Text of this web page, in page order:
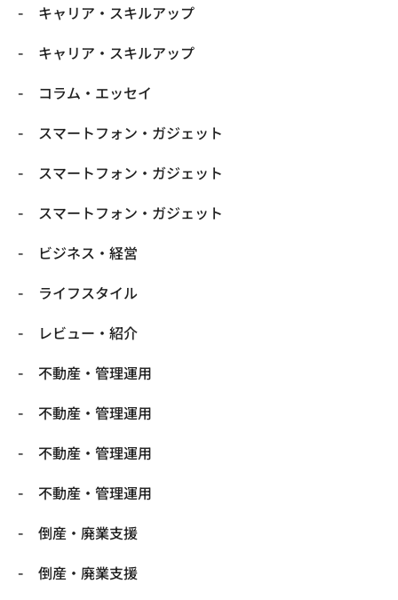
キャリア・スキルアップ
キャリア・スキルアップ
コラム・エッセイ
スマートフォン・ガジェット
スマートフォン・ガジェット
スマートフォン・ガジェット
ビジネス・経営
ライフスタイル
レビュー・紹介
不動産・管理運用
不動産・管理運用
不動産・管理運用
不動産・管理運用
倒産・廃業支援
倒産・廃業支援